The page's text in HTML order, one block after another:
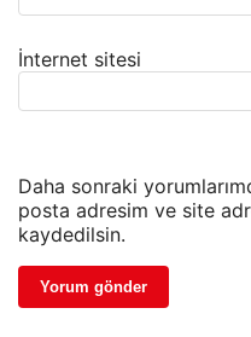
İnternet sitesi
Daha sonraki
posta adresim ve site
kaydedilsin.